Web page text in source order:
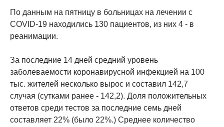
По данным на пятницу в больницах на лечении с
COVID-19 находились 130 пациентов, из них 4 - в
реанимации.
За последние 14 дней средний уровень
заболеваемости коронавирусной инфекцией на 100
тыс. жителей несколько вырос и составил 142,7
случая (сутками ранее - 142,2). Доля положительных
ответов среди тестов за последние семь дней
составляет 22% (было 22%.) Среднее количество